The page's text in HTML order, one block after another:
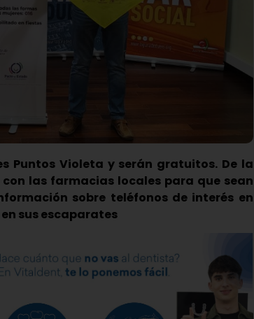
Puntos Violeta y serán gratuitos. De la
las farmacias locales para que sean
sobre teléfonos de interés en
sus escaparates